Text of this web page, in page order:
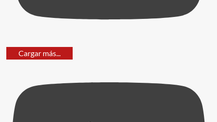
Cargar más...